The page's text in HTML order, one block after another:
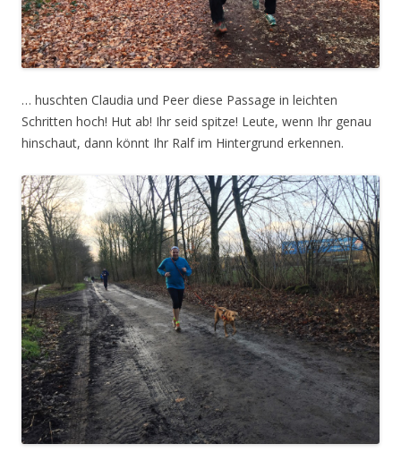
… huschten Claudia und Peer diese Passage in leichten
Schritten hoch! Hut ab! Ihr seid spitze! Leute, wenn Ihr genau
hinschaut, dann könnt Ihr Ralf im Hintergrund erkennen.